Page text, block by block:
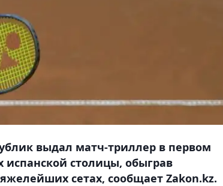
выдал матч-триллер в первом
испанской столицы, обыграв
сетах, сообщает Zakon.kz.